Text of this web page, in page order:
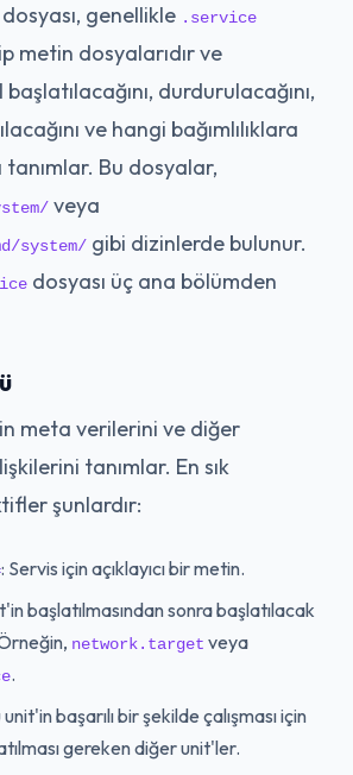
genellikle .service
metin dosyalarıdır ve
durdurulacağını,
ve hangi bağımlılıklara
tanımlar. Bu dosyalar,
veya
system/ gibi dizinlerde bulunur.
dosyası üç ana bölümden
meta verilerini ve diğer
tanımlar. En sık
şunlardır:
: Servis için açıklayıcı bir metin.
başlatılmasından sonra başlatılacak
network.target veya
.
unit'in başarılı bir şekilde çalışması için
gereken diğer unit'ler.